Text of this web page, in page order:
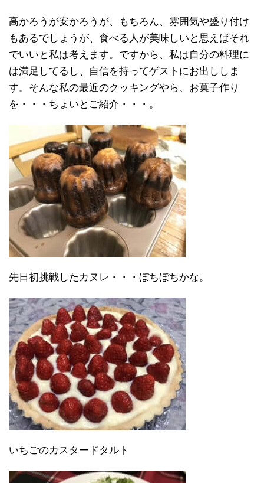
高かろうが安かろうが、もちろん、雰囲気や盛り付け
もあるでしょうが、食べる人が美味しいと思えばそれ
でいいと私は考えます。ですから、私は自分の料理に
は満足してるし、自信を持ってゲストにお出ししま
す。そんな私の最近のクッキングやら、お菓子作り
を・・・ちょいとご紹介・・・。
先日初挑戦したカヌレ・・・ぼちぼちかな。
いちごのカスタードタルト